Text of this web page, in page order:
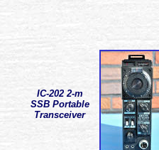
IC-202 2-m
SSB Portable
Transceiver